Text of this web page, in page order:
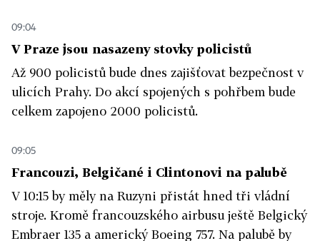
09:04
V Praze jsou nasazeny stovky policistů
Až 900 policistů bude dnes zajišťovat bezpečnost v
ulicích Prahy. Do akcí spojených s pohřbem bude
celkem zapojeno 2000 policistů.
09:05
Francouzi, Belgičané i Clintonovi na palubě
V 10:15 by měly na Ruzyni přistát hned tři vládní
stroje. Kromě francouzského airbusu ještě Belgický
Embraer 135 a americký Boeing 757. Na palubě by